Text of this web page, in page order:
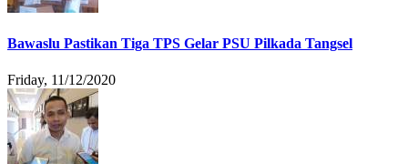
Bawaslu Pastikan Tiga TPS Gelar PSU Pilkada Tangsel
Friday, 11/12/2020